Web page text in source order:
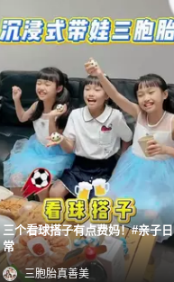
三个看球搭子有点费妈！#亲子日
常
三胞胎真善美